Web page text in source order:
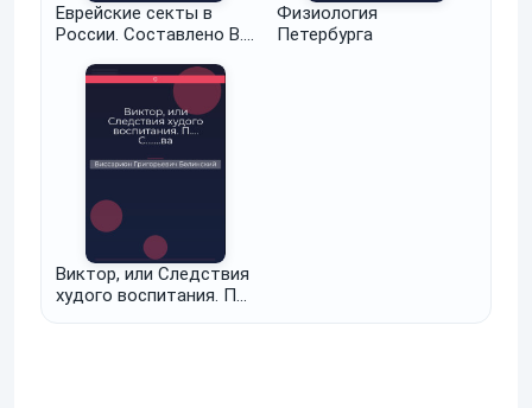
Еврейские секты в
России. Составлено В.
Физиология
Петербурга
Виктор, или Следствия
худого воспитания. П….